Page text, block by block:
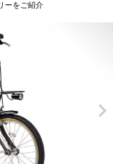
ーをご紹介